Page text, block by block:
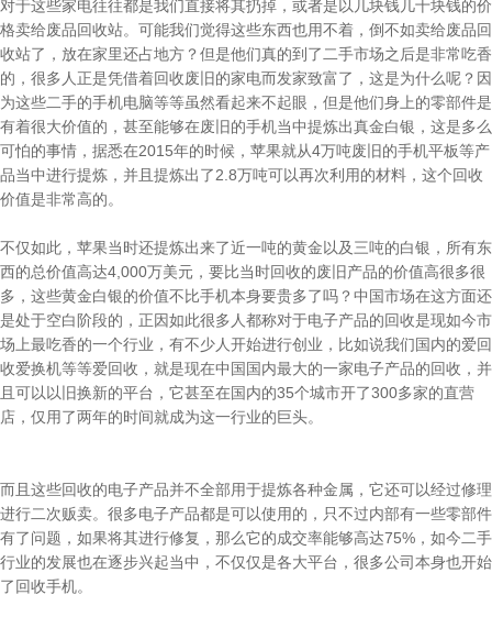
对于这些家电往往都是我们直接将其扔掉，或者是以几块钱几十块钱的价
格卖给废品回收站。可能我们觉得这些东西也用不着，倒不如卖给废品回
收站了，放在家里还占地方？但是他们真的到了二手市场之后是非常吃香
的，很多人正是凭借着回收废旧的家电而发家致富了，这是为什么呢？因
为这些二手的手机电脑等等虽然看起来不起眼，但是他们身上的零部件是
有着很大价值的，甚至能够在废旧的手机当中提炼出真金白银，这是多么
可怕的事情，据悉在2015年的时候，苹果就从4万吨废旧的手机平板等产
品当中进行提炼，并且提炼出了2.8万吨可以再次利用的材料，这个回收
价值是非常高的。
不仅如此，苹果当时还提炼出来了近一吨的黄金以及三吨的白银，所有东
西的总价值高达4,000万美元，要比当时回收的废旧产品的价值高很多很
多，这些黄金白银的价值不比手机本身要贵多了吗？中国市场在这方面还
是处于空白阶段的，正因如此很多人都称对于电子产品的回收是现如今市
场上最吃香的一个行业，有不少人开始进行创业，比如说我们国内的爱回
收爱换机等等爱回收，就是现在中国国内最大的一家电子产品的回收，并
且可以以旧换新的平台，它甚至在国内的35个城市开了300多家的直营
店，仅用了两年的时间就成为这一行业的巨头。
而且这些回收的电子产品并不全部用于提炼各种金属，它还可以经过修理
进行二次贩卖。很多电子产品都是可以使用的，只不过内部有一些零部件
有了问题，如果将其进行修复，那么它的成交率能够高达75%，如今二手
行业的发展也在逐步兴起当中，不仅仅是各大平台，很多公司本身也开始
了回收手机。